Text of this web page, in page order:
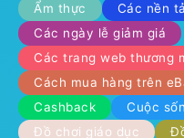
Ẩm thực
Các nền
Các ngày lễ giảm giá
Các trang web thương
Cách mua hàng trên
Cashback
Cuộc
Đồ chơi giáo dục